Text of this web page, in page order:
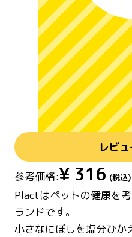
レビ
参考価格:¥ 316 (税込)
Plactはペットの健康を
ランドです。
小さなにぼしを塩分ひか